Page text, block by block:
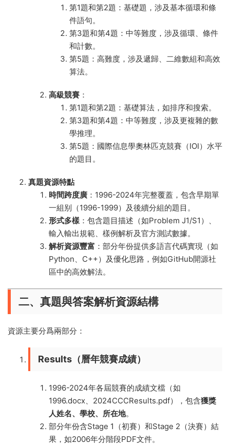
第1題和第2題：基礎題，涉及基本循環和條
件語句。
第3題和第4題：中等難度，涉及循環、條件
和計數。
第5題：高難度，涉及遞歸、二維數組和高效
算法。
高級競賽 ：
第1題和第2題：基礎算法，如排序和搜索。
第3題和第4題：中等難度，涉及更複雜的數
學推理。
第5題：國際信息學奧林匹克競賽（IOI）水平
的題目。
真題資源特點
時間跨度廣 ：1996-2024年完整覆蓋，包含早期單
一組别（1996-1999）及後續分組的題目。
形式多樣 ：包含題目描述（如Problem J1/S1）、
輸入輸出規範、樣例解析及官方測試數據。
解析資源豐富 ：部分年份提供多語言代碼實現（如
Python、C++）及優化思路，例如GitHub開源社
區中的高效解法。
二、真題與答案解析資源結構
資源主要分爲兩部分：
Results（曆年競賽成績）
1996-2024年各屆競賽的成績文檔（如
1996.docx、2024CCCResults.pdf），包含獲獎
人姓名、學校、所在地。
部分年份含Stage 1（初賽）和Stage 2（決賽）結
果，如2006年分階段PDF文件。